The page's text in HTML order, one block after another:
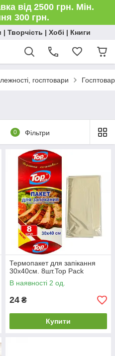
від 2500 грн. Мін.
300 грн.
Творчість | Хобі | Книги
госптовари
0 Фільтри
Термопакет для запікання
30х40см. 8шт.Top Pack
В наявності 2 од.
24 ₴
Купити